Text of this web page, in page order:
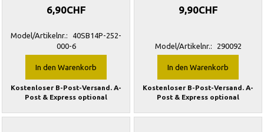
6,90CHF
Model/Artikelnr.:
40SB14P-252-
000-6
In den Warenkorb
Kostenloser B-Post-Versand. A-
Post & Express optional
9,90CHF
Model/Artikelnr.: 290092
In den Warenkorb
Kostenloser B-Post-Versand. A-
Post & Express optional